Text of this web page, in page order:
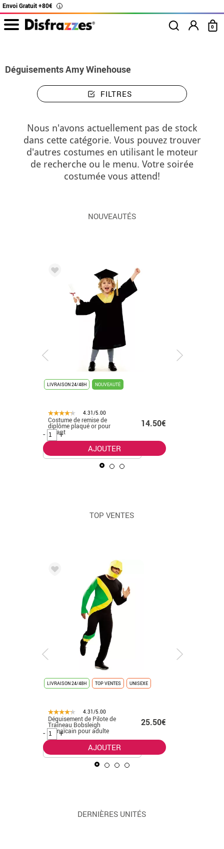
Envoi Gratuit +80€ i
0
Déguisements Amy Winehouse
FILTRES
Nous n'avons actuellement pas de stock
dans cette catégorie. Vous pouvez trouver
d'autres costumes en utilisant le moteur
de recherche ou le menu. Votre soirée
costumée vous attend!
NOUVEAUTÉS
LIVRAISON 24/48H NOUVEAUTÉ
4.31/5.00
Costume de remise de
diplôme plaqué or pour
enfant
14.50€
-
+
AJOUTER
TOP VENTES
LIVRAISON 24/48H TOP VENTES UNISEXE
4.31/5.00
Déguisement de Pilote de
Traîneau Bobsleigh
Jamaïcain pour adulte
25.50€
-
+
AJOUTER
DERNIÈRES UNITÉS